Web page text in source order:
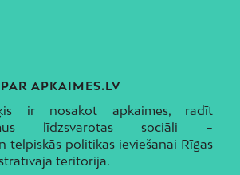
PAR APKAIMES.LV
ir nosakot apkaimes, radīt
līdzsvarotas sociāli –
telpiskās politikas ieviešanai Rīgas
teritorijā.